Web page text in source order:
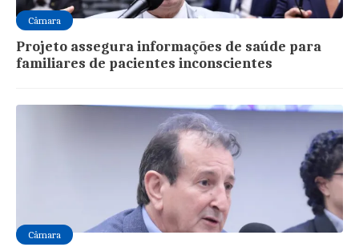
Câmara
Projeto assegura informações de saúde para
familiares de pacientes inconscientes
Câmara